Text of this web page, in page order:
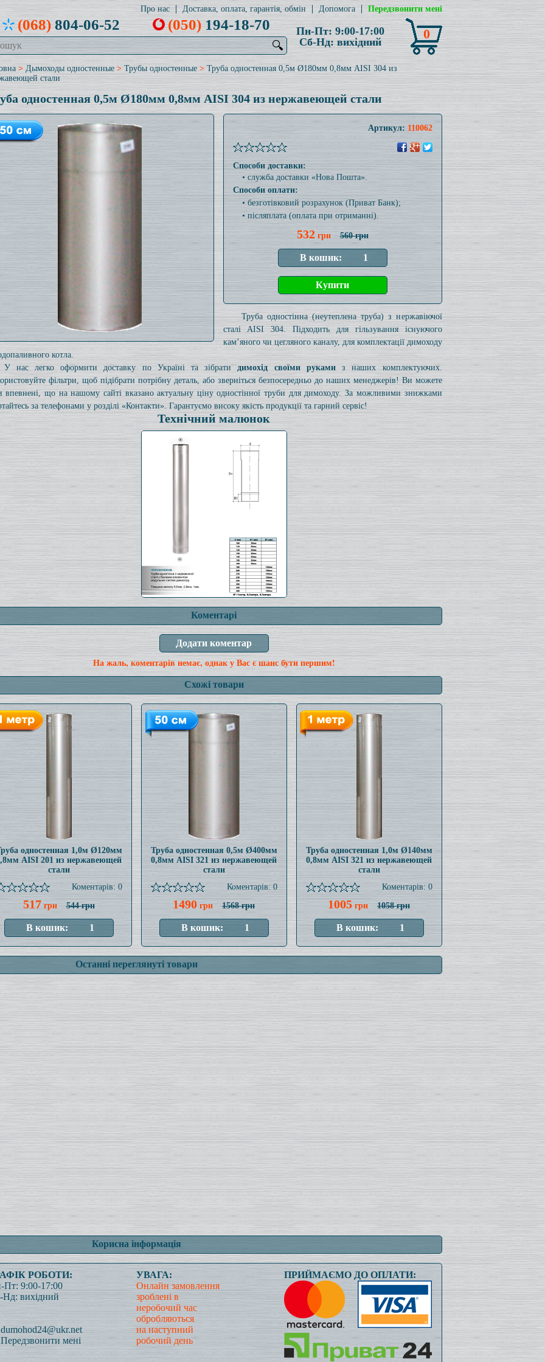
Про нас Доставка, оплата, гарантія, обмін Допомога Передзвонити мені
(068)804-06-52 (050)194-18-70
🔍
Пн-Пт: 9:00-17:00
Сб-Нд: вихідний
0
> Дымоходы одностенные> Трубы одностенные> Труба одностенная 0,5м Ø180мм 0,8мм AISI 304 из
стали
одностенная 0,5м Ø180мм 0,8мм AISI 304 из нержавеющей стали
Артикул:110062
Способи доставки:
• служба доставки «Нова Пошта».
Способи оплати:
• безготівковий розрахунок (Приват Банк);
• післяплата (оплата при отриманні).
532грн 560 грн
Труба одностінна (неутеплена труба) з нержавіючої
сталі AISI 304. Підходить для гільзування існуючого
кам’яного чи цегляного каналу, для комплектації димоходу
котла.
У нас легко оформити доставку по Україні та зібратидимохід своїми рукамиз наших комплектуючих.
фільтри, щоб підібрати потрібну деталь, або зверніться безпосередньо до наших менеджерів! Ви можете
впевнені, що на нашому сайті вказано актуальну ціну одностінної труби для димоходу. За можливими знижками
за телефонами у розділі «Контакти». Гарантуємо високу якість продукції та гарний сервіс!
Технічний малюнок
Коментарі
На жаль, коментарів немає, однак у Вас є шанс бути першим!
Схожі товари
одностенная 1,0м Ø120мм
AISI 201 из нержавеющей
стали
Коментарів: 0
517грн 544 грн
Труба одностенная 0,5м Ø400мм
0,8мм AISI 321 из нержавеющей
стали
Коментарів: 0
1490 грн 1568 грн
Труба одностенная 1,0м Ø140мм
0,8мм AISI 321 из нержавеющей
стали
Коментарів: 0
1005 грн 1058 грн
Останні переглянуті товари
Корисна інформація
РОБОТИ:
9:00-17:00
вихідний
мені
УВАГА:
Онлайн замовлення
зроблені в
неробочий час
обробляються
на наступний
робочий день
ПРИЙМАЄМО ДО ОПЛАТИ: